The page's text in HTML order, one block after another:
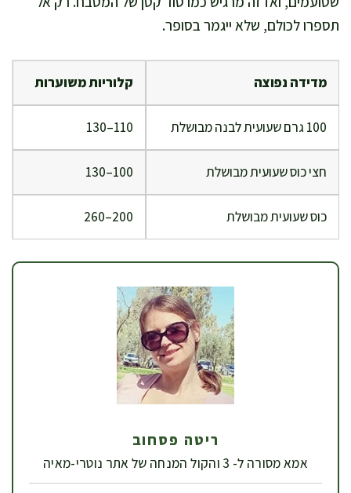
תספרו לכולם, שלא ייגמר בסופר.
מדידה נפוצה קלוריות משוערות
100 גרם שעועית לבנה מבושלת 110–130
חצי כוס שעועית מבושלת 100–130
כוס שעועית מבושלת 200–260
ריטה פסחוב
אמא מסורה ל- 3 והקול המנחה של אתר נוטרי-מאיה